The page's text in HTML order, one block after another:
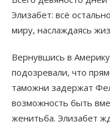
Элизабет: всё
миру, наслаждаясь
Вернувшись в
подозревали, что
таможни задержат
возможность быть
женитьба. Элизабет